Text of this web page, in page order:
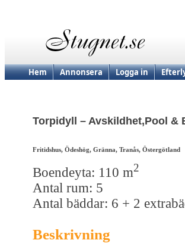
Hem Annonsera Logga in
Torpidyll – Avskildhet,Pool &
Fritidshus, Ödeshög, Gränna, Tranås, Östergötland
Boendeyta: 110 m2
Antal rum: 5
Antal bäddar: 6 + 2
Beskrivning